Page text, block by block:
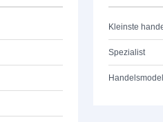
Kleinste
Spezialist
Handelsmodell